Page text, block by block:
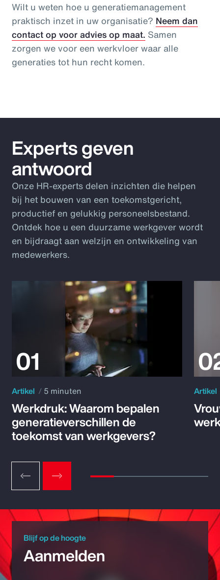
Wilt u weten hoe u generatiemanagement
praktisch inzet in uw organisatie? Neem dan
contact op voor advies op maat. Samen
zorgen we voor een werkvloer waar alle
generaties tot hun recht komen.
Experts geven
antwoord
Onze HR-experts delen inzichten die helpen
bij het bouwen van een toekomstgericht,
productief en gelukkig personeelsbestand.
Ontdek hoe u een duurzame werkgever wordt
en bijdraagt aan welzijn en ontwikkeling van
medewerkers.
Artikel 5 minuten
Werkdruk: Waarom bepalen
generatieverschillen de
toekomst van werkgevers?
Artikel
Blijf op de hoogte
Aanmelden